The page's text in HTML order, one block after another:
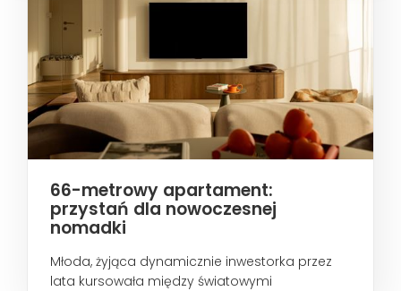
66-metrowy apartament:
przystań dla nowoczesnej
nomadki
Młoda, żyjąca dynamicznie inwestorka przez
lata kursowała między światowymi